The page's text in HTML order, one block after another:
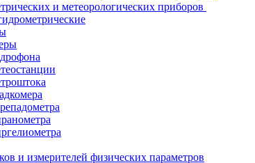
и метеорологических приборов